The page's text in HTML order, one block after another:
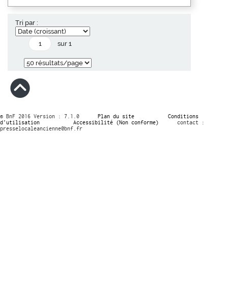
Tri par :
sur 1
© BnF 2016 Version : 7.1.0 Plan du site
Conditions
d’utilisation
Accessibilité (Non conforme)
contact :
presselocaleancienne@bnf.fr